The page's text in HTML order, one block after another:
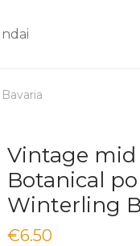
Indai
Vintage
Botanical
Winterling
€6.50